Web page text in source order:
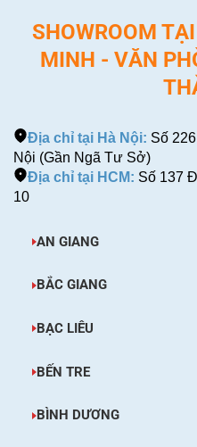
SHOWROOM
MINH - VĂN
Địa chỉ tại Hà Nội: Số
Nội (Gần Ngã Tư Sở)
Địa chỉ tại HCM: Số 137
10
AN GIANG
BẮC GIANG
BẠC LIÊU
BẾN TRE
BÌNH DƯƠNG